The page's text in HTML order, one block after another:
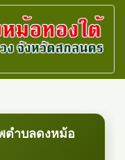
ตำบลดงหม้อ